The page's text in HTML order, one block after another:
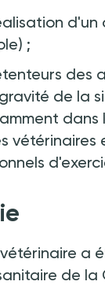
;
des
de la
vétérinaires
a
de la